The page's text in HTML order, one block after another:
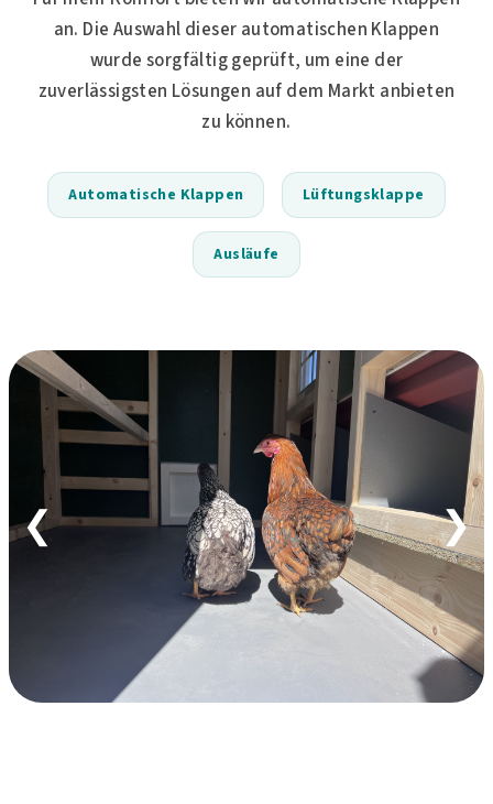
an. Die Auswahl dieser automatischen Klappen
wurde sorgfältig geprüft, um eine der
zuverlässigsten Lösungen auf dem Markt anbieten
zu können.
Automatische Klappen Lüftungsklappe
Ausläufe
❮ ❯